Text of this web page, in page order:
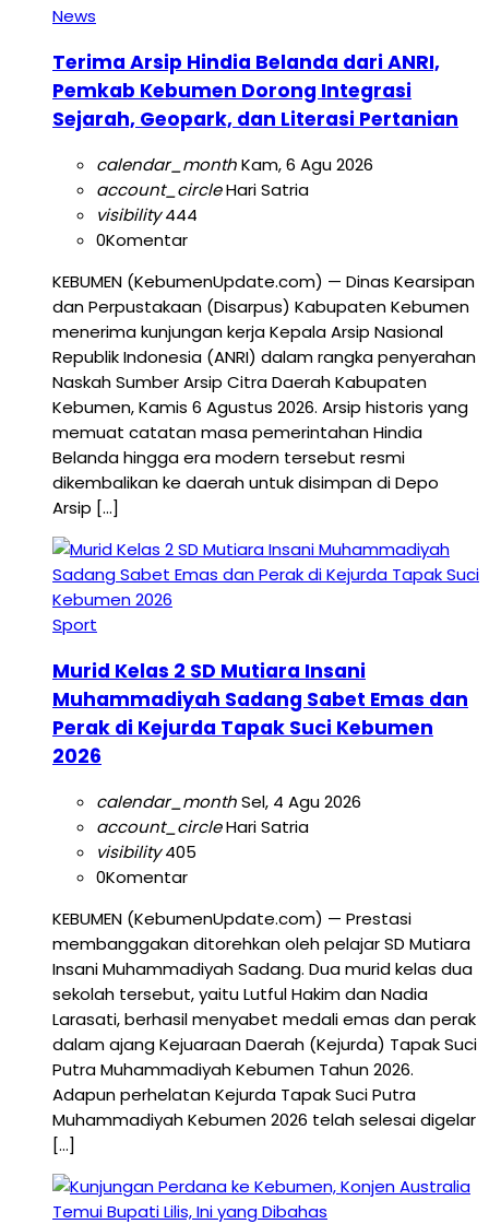
News
Terima Arsip Hindia Belanda dari ANRI,
Pemkab Kebumen Dorong Integrasi
Sejarah, Geopark, dan Literasi Pertanian
calendar_monthKam, 6 Agu 2026
account_circleHari Satria
visibility444
0Komentar
KEBUMEN (KebumenUpdate.com) — Dinas Kearsipan
dan Perpustakaan (Disarpus) Kabupaten Kebumen
menerima kunjungan kerja Kepala Arsip Nasional
Republik Indonesia (ANRI) dalam rangka penyerahan
Naskah Sumber Arsip Citra Daerah Kabupaten
Kebumen, Kamis 6 Agustus 2026. Arsip historis yang
memuat catatan masa pemerintahan Hindia
Belanda hingga era modern tersebut resmi
dikembalikan ke daerah untuk disimpan di Depo
Arsip […]
Sport
Murid Kelas 2 SD Mutiara Insani
Muhammadiyah Sadang Sabet Emas dan
Perak di Kejurda Tapak Suci Kebumen
2026
calendar_monthSel, 4 Agu 2026
account_circleHari Satria
visibility405
0Komentar
KEBUMEN (KebumenUpdate.com) — Prestasi
membanggakan ditorehkan oleh pelajar SD Mutiara
Insani Muhammadiyah Sadang. Dua murid kelas dua
sekolah tersebut, yaitu Lutful Hakim dan Nadia
Larasati, berhasil menyabet medali emas dan perak
dalam ajang Kejuaraan Daerah (Kejurda) Tapak Suci
Putra Muhammadiyah Kebumen Tahun 2026.
Adapun perhelatan Kejurda Tapak Suci Putra
Muhammadiyah Kebumen 2026 telah selesai digelar
[…]